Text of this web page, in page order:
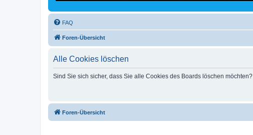
FAQ
Foren-Übersicht
Alle Cookies löschen
Sind Sie sich sicher, dass Sie alle Cookies des Boards löschen möchten?
Foren-Übersicht